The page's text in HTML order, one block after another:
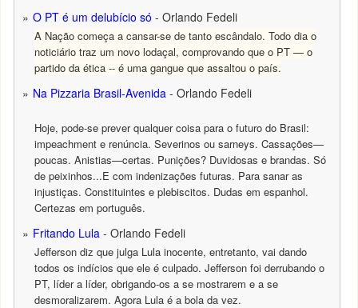
O PT é um delubício só - Orlando Fedeli
A Nação começa a cansar-se de tanto escândalo. Todo dia o
noticiário traz um novo lodaçal, comprovando que o PT — o
partido da ética -- é uma gangue que assaltou o país.
Na Pizzaria Brasil-Avenida - Orlando Fedeli
Hoje, pode-se prever qualquer coisa para o futuro do Brasil:
impeachment e renúncia. Severinos ou sarneys. Cassações—
poucas. Anistias—certas. Punições? Duvidosas e brandas. Só
de peixinhos...E com indenizações futuras. Para sanar as
injustiças. Constituintes e plebiscitos. Dudas em espanhol.
Certezas em português.
Fritando Lula - Orlando Fedeli
Jefferson diz que julga Lula inocente, entretanto, vai dando
todos os indícios que ele é culpado. Jefferson foi derrubando o
PT, líder a líder, obrigando-os a se mostrarem e a se
desmoralizarem. Agora Lula é a bola da vez.